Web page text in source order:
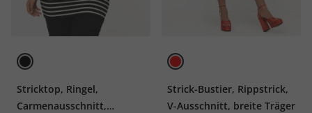
Stricktop, Ringel,
Carmenausschnitt,
Strick-Bustier, Rippstrick,
V-Ausschnitt, breite Träger